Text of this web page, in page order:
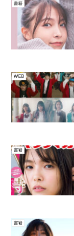
書籍
WEB
書籍
書籍